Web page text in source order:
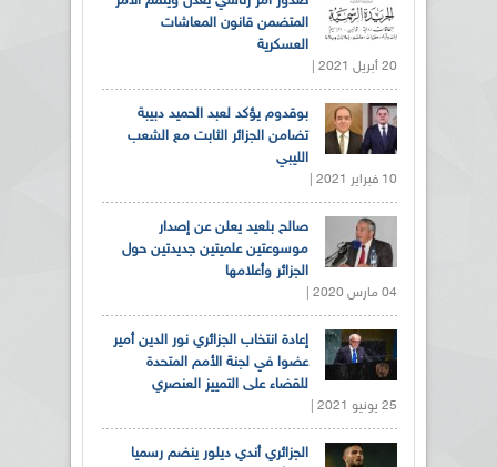
المتضمن قانون المعاشات
العسكرية
20 أبريل 2021 |
بوقدوم يؤكد لعبد الحميد دبيبة
تضامن الجزائر الثابت مع الشعب
الليبي
10 فبراير 2021 |
صالح بلعيد يعلن عن إصدار
موسوعتين علميتين جديدتين حول
الجزائر وأعلامها
04 مارس 2020 |
إعادة انتخاب الجزائري نور الدين أمير
عضوا في لجنة الأمم المتحدة
للقضاء على التمييز العنصري
25 يونيو 2021 |
الجزائري أندي ديلور ينضم رسميا